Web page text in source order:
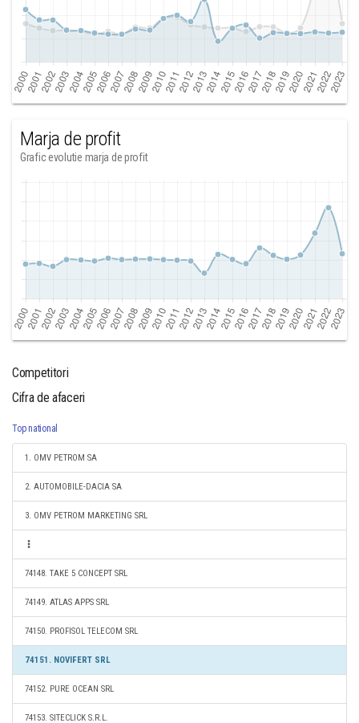
Marja de profit
Grafic evolutie marja de profit
Competitori
Cifra de afaceri
Top national
1. OMV PETROM SA
2. AUTOMOBILE-DACIA SA
3. OMV PETROM MARKETING SRL
74148. TAKE 5 CONCEPT SRL
74149. ATLAS APPS SRL
74150. PROFISOL TELECOM SRL
74151. NOVIFERT SRL
74152. PURE OCEAN SRL
74153. SITECLICK S.R.L.